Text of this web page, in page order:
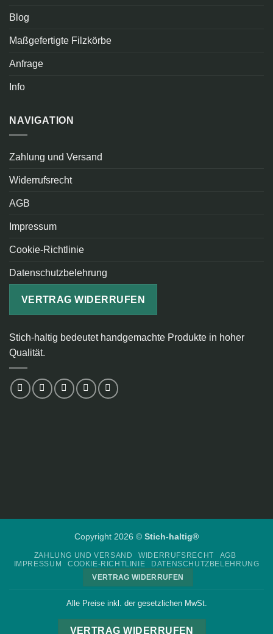
Blog
Maßgefertigte Filzkörbe
Anfrage
Info
NAVIGATION
Zahlung und Versand
Widerrufsrecht
AGB
Impressum
Cookie-Richtlinie
Datenschutzbelehrung
VERTRAG WIDERRUFEN
Stich-haltig bedeutet handgemachte Produkte in hoher
Qualität.
Copyright 2026 © Stich-haltig®
ZAHLUNG UND VERSAND WIDERRUFSRECHT
AGB
IMPRESSUM
COOKIE-RICHTLINIE
DATENSCHUTZBELEHRUNG
VERTRAG WIDERRUFEN
Alle Preise inkl. der gesetzlichen MwSt.
VERTRAG WIDERRUFEN